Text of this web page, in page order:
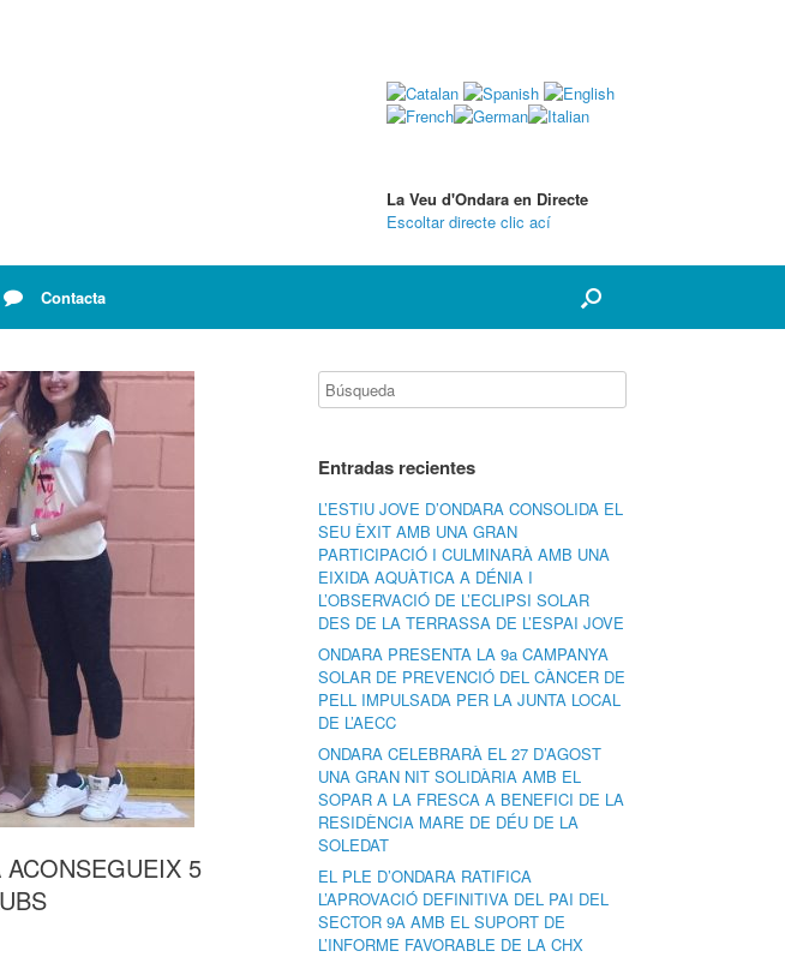
La Veu d'Ondara en Directe
Escoltar directe clic ací
Contacta
ACONSEGUEIX 5
Entradas recientes
L’ESTIU JOVE D’ONDARA CONSOLIDA EL
SEU ÈXIT AMB UNA GRAN
PARTICIPACIÓ I CULMINARÀ AMB UNA
EIXIDA AQUÀTICA A DÉNIA I
L’OBSERVACIÓ DE L’ECLIPSI SOLAR
DES DE LA TERRASSA DE L’ESPAI JOVE
ONDARA PRESENTA LA 9a CAMPANYA
SOLAR DE PREVENCIÓ DEL CÀNCER DE
PELL IMPULSADA PER LA JUNTA LOCAL
DE L’AECC
ONDARA CELEBRARÀ EL 27 D’AGOST
UNA GRAN NIT SOLIDÀRIA AMB EL
SOPAR A LA FRESCA A BENEFICI DE LA
RESIDÈNCIA MARE DE DÉU DE LA
SOLEDAT
EL PLE D’ONDARA RATIFICA
L’APROVACIÓ DEFINITIVA DEL PAI DEL
SECTOR 9A AMB EL SUPORT DE
L’INFORME FAVORABLE DE LA CHX